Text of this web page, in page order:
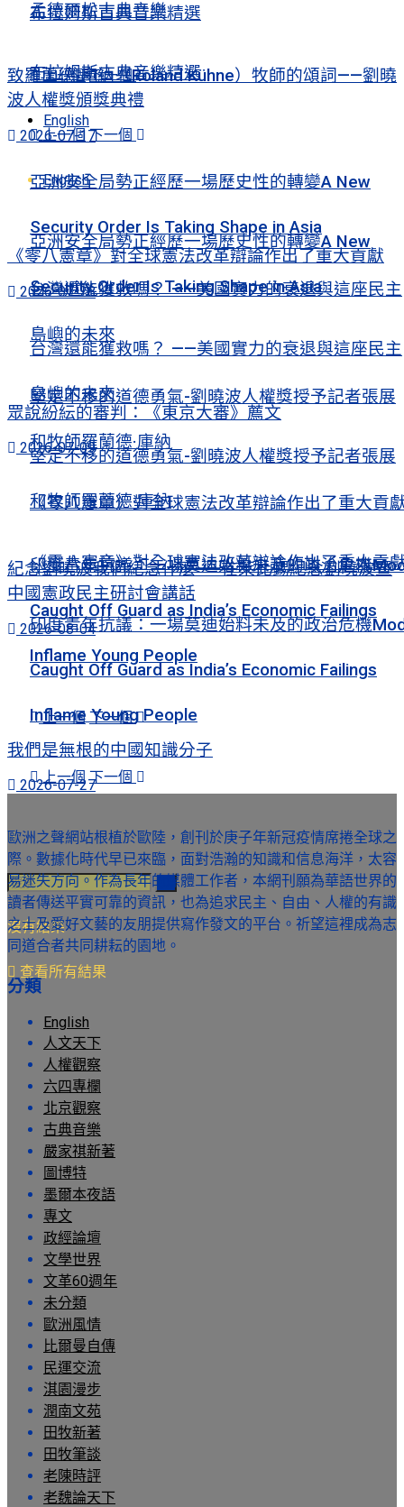
布拉姆斯古典音樂精選
上一個 下一個
English
亞洲安全局勢正經歷一場歷史性的轉變A New
Security Order Is Taking Shape in Asia
台灣還能獲救嗎？ ——美國實力的衰退與這座民主
島嶼的未來
堅定不移的道德勇氣-劉曉波人權獎授予記者張展
和牧師羅蘭德·庫納
《零八憲章》對全球憲法改革辯論作出了重大貢
印度青年抗議：一場莫迪始料未及的政治危機
Caught Off Guard as India’s Economic Failings
Inflame Young People
上一個 下一個
孟德爾松古典音樂
布拉姆斯古典音樂精選
上一個 下一個
English
亞洲安全局勢正經歷一場歷史性的轉變A New
Security Order Is Taking Shape in Asia
台灣還能獲救嗎？ ——美國實力的衰退與這座民主
島嶼的未來
堅定不移的道德勇氣-劉曉波人權獎授予記者張展
和牧師羅蘭德·庫納
《零八憲章》對全球憲法改革辯論作出了重大貢
印度青年抗議：一場莫迪始料未及的政治危機
Caught Off Guard as India’s Economic Failings
Inflame Young People
上一個 下一個
沒有結果
查看所有結果
致羅蘭德·庫納（Roland Kühne）牧師的頌詞——劉曉
波人權獎頒獎典禮
2026-07-17
《零八憲章》對全球憲法改革辯論作出了重大貢獻
2026-07-28
眾說紛紜的審判：《東京大審》薦文
2026-07-09
紀念劉曉波我們紀念什麽——在萊比錫紀念劉曉波暨
中國憲政民主研討會講話
2026-08-04
我們是無根的中國知識分子
2026-07-27
歐洲之聲網站根植於歐陸，創刊於庚子年新冠疫情席捲全球之
際。數據化時代早已來臨，面對浩瀚的知識和信息海洋，太容
易迷失方向。作為長年的媒體工作者，本網刊願為華語世界的
讀者傳送平實可靠的資訊，也為追求民主、自由、人權的有識
之士及愛好文藝的友朋提供寫作發文的平台。祈望這裡成為志
同道合者共同耕耘的園地。
分類
English
人文天下
人權觀察
六四專欄
北京觀察
古典音樂
嚴家祺新著
圖博特
墨爾本夜語
專文
政經論壇
文學世界
文革60週年
未分類
歐洲風情
比爾曼自傳
民運交流
淇園漫步
潤南文苑
田牧新著
田牧筆談
老陳時評
老魏論天下